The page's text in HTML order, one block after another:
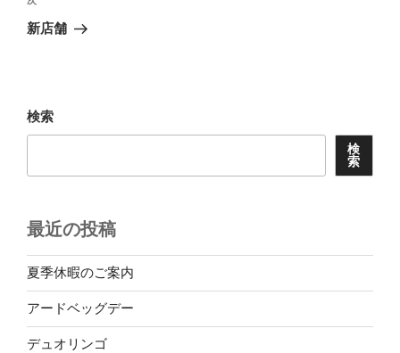
ゲ
ン
の
新店舗
検索
検
索
最近の投稿
夏季休暇のご案内
アードベッグデー
デュオリンゴ